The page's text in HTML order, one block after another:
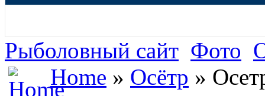
Рыболовный сайт Фото
Home » Осётр »